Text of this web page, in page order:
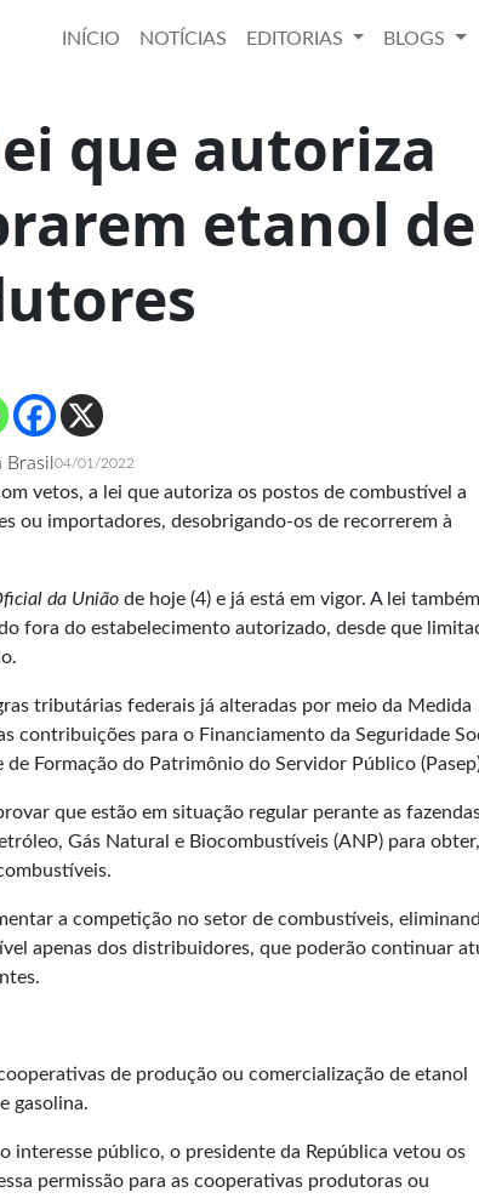
INÍCIO NOTÍCIAS EDITORIAS BLOGS
que autoriza
etanol de
Brasil 04/01/2022
vetos, a lei que autoriza os postos de combustível a
ou importadores, desobrigando-os de recorrerem à
da União de hoje (4) e já está em vigor. A lei também
fora do estabelecimento autorizado, desde que
tributárias federais já alteradas por meio da Medida
contribuições para o Financiamento da Seguridade
de Formação do Patrimônio do Servidor Público
que estão em situação regular perante as
Gás Natural e Biocombustíveis (ANP) para
a competição no setor de combustíveis,
apenas dos distribuidores, que poderão continuar
de produção ou comercialização de etanol
gasolina.
interesse público, o presidente da República vetou os
permissão para as cooperativas produtoras ou